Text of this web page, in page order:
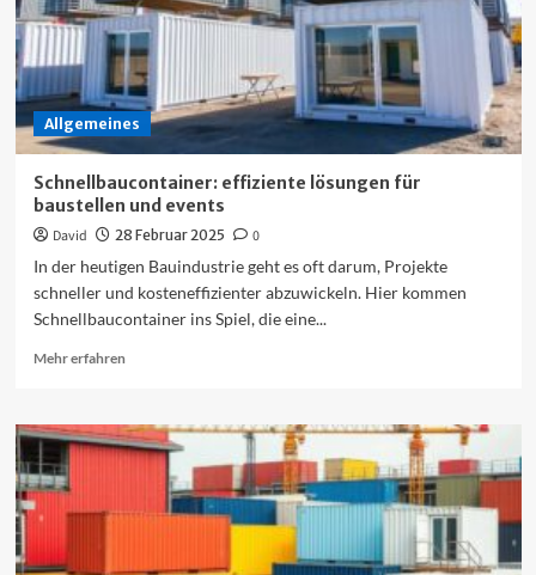
kombinierst
Allgemeines
Schnellbaucontainer: effiziente lösungen für
baustellen und events
David 28 Februar 2025
0
In der heutigen Bauindustrie geht es oft darum, Projekte
schneller und kosteneffizienter abzuwickeln. Hier kommen
Schnellbaucontainer ins Spiel, die eine...
Mehr erfahrenMehr
Schnellbaucontainer:
effiziente
baustellen